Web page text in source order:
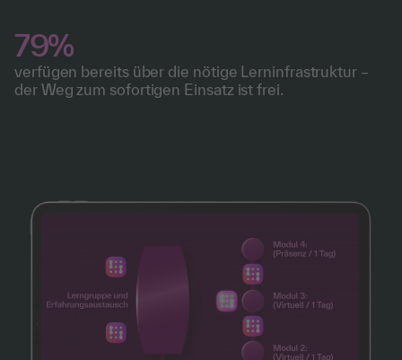
79%
verfügen bereits über die nötige Lerninfrastruktur –
der Weg zum sofortigen Einsatz ist frei.